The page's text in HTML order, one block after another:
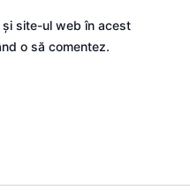
și site-ul web în acest
o să comentez.